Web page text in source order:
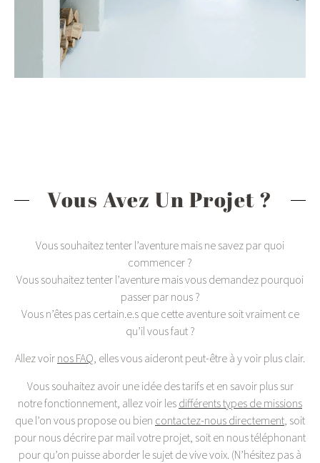
Vous Avez Un Projet ?
Vous souhaitez tenter l’aventure mais ne savez par quoi
commencer ?
Vous souhaitez tenter l’aventure mais vous demandez pourquoi
passer par nous ?
Vous n’êtes pas certain.e.s que cette aventure soit vraiment ce
qu’il vous faut ?
Allez voir nos FAQ, elles vous aideront peut-être à y voir plus clair.
Vous souhaitez avoir une idée des tarifs et en savoir plus sur
notre fonctionnement, allez voir les différents types de missions
que l’on vous propose ou bien contactez-nous directement , soit
pour nous décrire par mail votre projet, soit en nous téléphonant
pour qu’on puisse aborder le sujet de vive voix. (N’hésitez pas à